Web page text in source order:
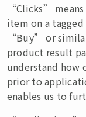
“Clicks”
item on a
“Buy” or
product result
understand how
prior to
enables us to